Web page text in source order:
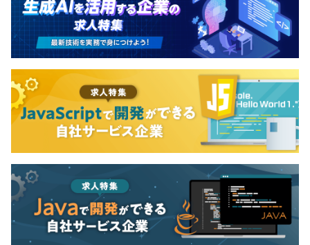
プロジェクトの規模によりますが、2～15名程度で構成さ
れています。